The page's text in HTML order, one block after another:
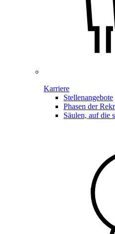
Karriere
Stellenangebote
Phasen der
Säulen, auf die